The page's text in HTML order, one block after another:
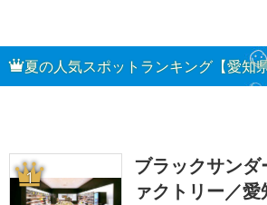
夏の人気スポットランキング【愛知県
1
ブラックサン
ァクトリー／愛